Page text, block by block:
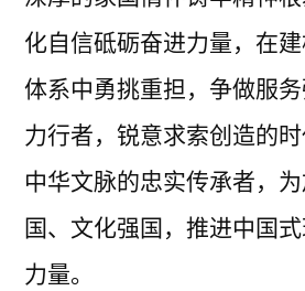
化自信砥砺奋进力量，在
体系中勇挑重担，争做服
力行者，锐意求索创造的
中华文脉的忠实传承者，
国、文化强国，推进中国
力量。